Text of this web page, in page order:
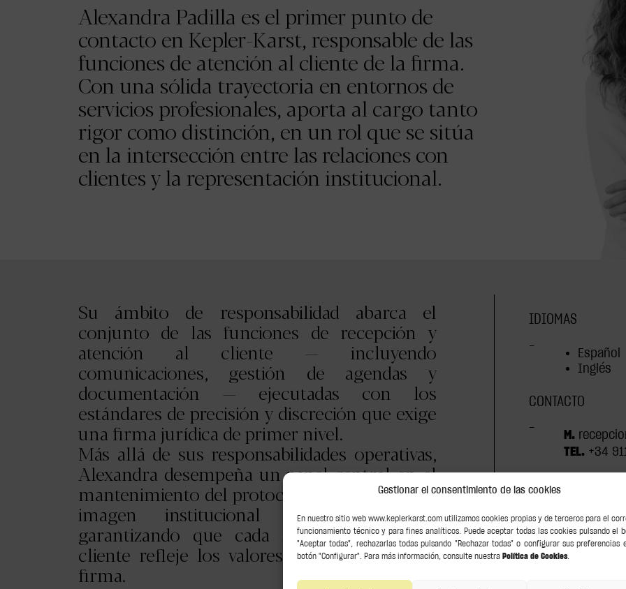
Gestionar el consentimiento de las cookies
En nuestro sitio web www.keplerkarst.com utilizamos cookies propias y de terceros para el
funcionamiento técnico y para fines analíticos. Puede aceptar todas las cookies pulsando el
"Aceptar todas", rechazarlas todas pulsando "Rechazar todas" o configurar sus preferencias
botón "Configurar". Para más información, consulte nuestra Política de Cookies.
Alexandra Padilla es el primer punto de
contacto en Kepler-Karst, responsable de las
funciones de atención al cliente de la firma.
Con una sólida trayectoria en entornos de
servicios profesionales, aporta al cargo tanto
rigor como distinción, en un rol que se sitúa
en la intersección entre las relaciones con
clientes y la representación institucional.
Su ámbito de responsabilidad abarca el
conjunto de las funciones de recepción y
atención al cliente — incluyendo
comunicaciones, gestión de agendas y
documentación — ejecutadas con los
estándares de precisión y discreción que exige
una firma jurídica de primer nivel.
Más allá de sus responsabilidades operativas,
Alexandra desempeña un papel central en el
mantenimiento del protocolo corporativo y la
imagen institucional de Kepler-Karst,
garantizando que cada interacción con el
cliente refleje los valores y la cultura de la
firma.
IDIOMAS
–
Español
Inglés
CONTACTO
–
M.
TEL.+34